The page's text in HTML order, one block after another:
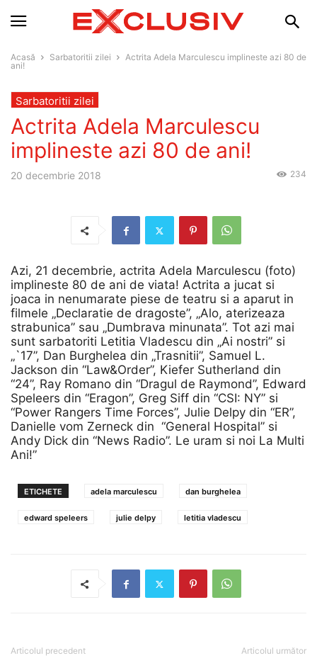
Acasă Sarbatoritii zilei
Actrita Adela Marculescu implineste azi 80 de
ani!
Sarbatoritii zilei
Actrita Adela Marculescu
implineste azi 80 de ani!
20 decembrie 2018 234
Azi, 21 decembrie, actrita Adela Marculescu (foto)
implineste 80 de ani de viata! Actrita a jucat si
joaca in nenumarate piese de teatru si a aparut in
filmele „Declaratie de dragoste”, „Alo, aterizeaza
strabunica” sau „Dumbrava minunata”. Tot azi mai
sunt sarbatoriti Letitia Vladescu din „Ai nostri” si
„`17”, Dan Burghelea din „Trasnitii”, Samuel L.
Jackson din “Law&Order”, Kiefer Sutherland din
“24”, Ray Romano din “Dragul de Raymond”, Edward
Speleers din “Eragon”, Greg Siff din “CSI: NY” si
“Power Rangers Time Forces”, Julie Delpy din “ER”,
Danielle vom Zerneck din “General Hospital” si
Andy Dick din “News Radio”. Le uram si noi La Multi
Ani!”
ETICHETE adela marculescu dan burghelea
edward speleers julie delpy letitia vladescu
Articolul precedent Articolul următor